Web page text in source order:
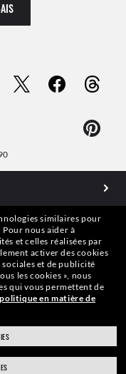
SUR LES PRODUITS
PERSONNEL
sont publiées à des fins
similaires pour
Pour nous aider à
et celles réalisées par
activer des cookies
et de publicité
les cookies », nous
qui vous permettent de
politique en matière de